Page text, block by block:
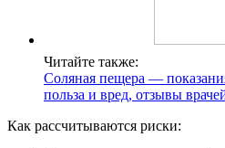
Читайте также:
Соляная пещера —
польза и вред, отзывы
Как рассчитываются риски: